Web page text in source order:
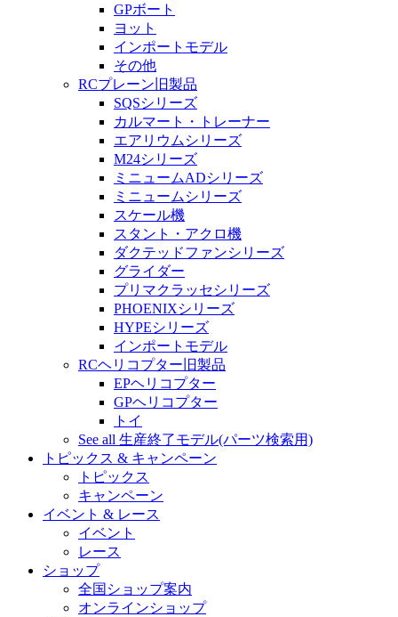
GPボート
ヨット
インポートモデル
その他
RCプレーン旧製品
SQSシリーズ
カルマート・トレーナー
エアリウムシリーズ
M24シリーズ
ミニュームADシリーズ
ミニュームシリーズ
スケール機
スタント・アクロ機
ダクテッドファンシリーズ
グライダー
プリマクラッセシリーズ
PHOENIXシリーズ
HYPEシリーズ
インポートモデル
RCヘリコプター旧製品
EPヘリコプター
GPヘリコプター
トイ
See all 生産終了モデル(パーツ検索用)
トピックス & キャンペーン
トピックス
キャンペーン
イベント & レース
イベント
レース
ショップ
全国ショップ案内
オンラインショップ